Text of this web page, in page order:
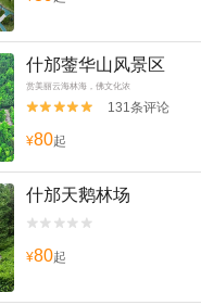
什邡蓥华山风景区
赏美丽云海林海，佛文化浓

 131条评论
¥80起
什邡天鹅林场


¥80起